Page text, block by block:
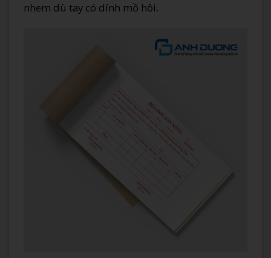
nhem dù tay có dính mồ hôi.